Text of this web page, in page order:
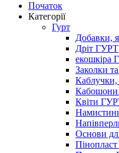
Початок
Категорії
Гурт
Добавки,
Дріт ГУРТ
екошкіра
Заколки
Каблучки,
Кабошони
Квіти
Основи
Пінопласт